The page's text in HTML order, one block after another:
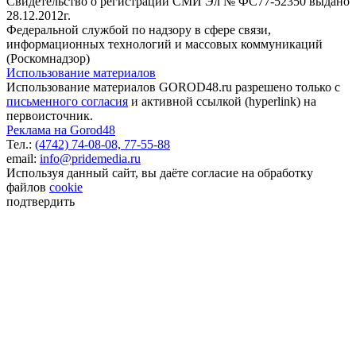
28.12.2012г.
Федеральной службой по надзору в сфере связи,
информационных технологий и массовых коммуникаций
(Роскомнадзор)
Использование материалов
Использование материалов GOROD48.ru разрешено только с
письменного согласия и активной ссылкой (hyperlink) на
первоисточник.
Реклама на Gorod48
Тел.: (4742) 74-08-08, 77-55-88
email: info@pridemedia.ru
Используя данный сайт, вы даёте согласие на обработку
файлов cookie
подтвердить